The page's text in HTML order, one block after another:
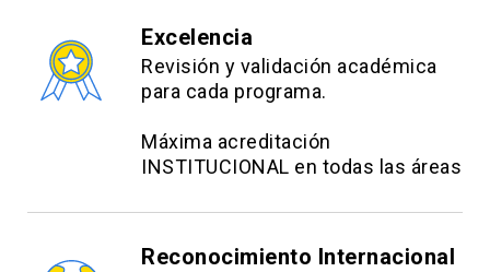
Excelencia
Revisión y validación académica
para cada programa.
Máxima acreditación
INSTITUCIONAL en todas las áreas
Reconocimiento Internacional